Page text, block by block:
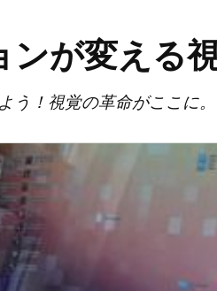
が変える
う！視覚の革命がここに。